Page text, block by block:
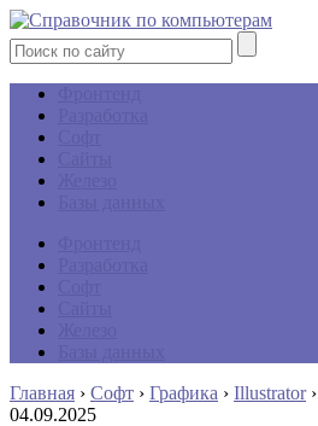
Главная › Софт › Графика › Illustrator›
04.09.2025